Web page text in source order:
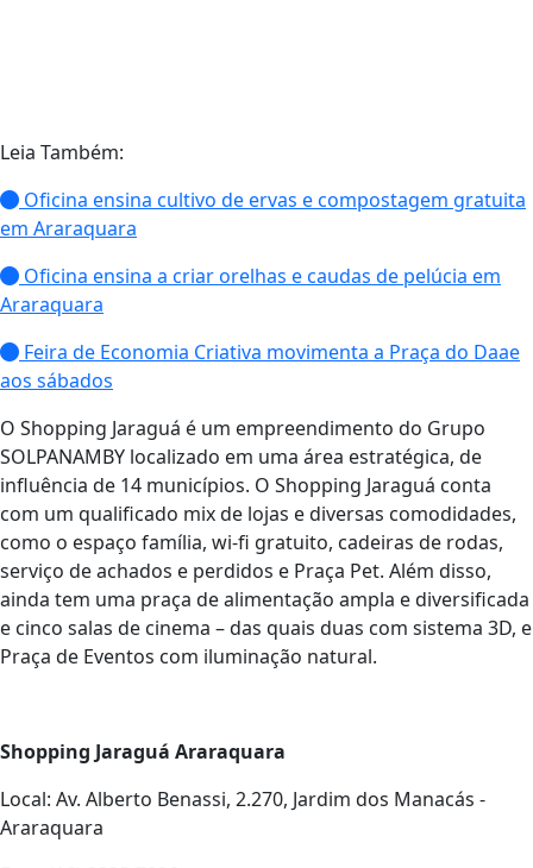
Leia Também:
Oficina ensina cultivo de ervas e compostagem gratuita
em Araraquara
Oficina ensina a criar orelhas e caudas de pelúcia em
Araraquara
Feira de Economia Criativa movimenta a Praça do Daae
aos sábados
O Shopping Jaraguá é um empreendimento do Grupo
SOLPANAMBY localizado em uma área estratégica, de
influência de 14 municípios. O Shopping Jaraguá conta
com um qualificado mix de lojas e diversas comodidades,
como o espaço família, wi-fi gratuito, cadeiras de rodas,
serviço de achados e perdidos e Praça Pet. Além disso,
ainda tem uma praça de alimentação ampla e diversificada
e cinco salas de cinema – das quais duas com sistema 3D, e
Praça de Eventos com iluminação natural.
Shopping Jaraguá Araraquara
Local: Av. Alberto Benassi, 2.270, Jardim dos Manacás -
Araraquara